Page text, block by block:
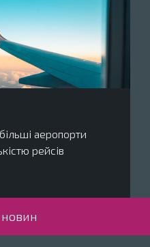
аеропорти
рейсів